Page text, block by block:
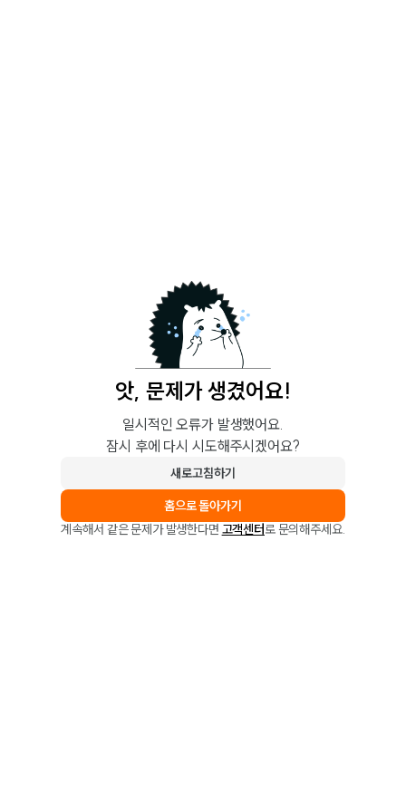
앗, 문제가 생겼어요!
일시적인 오류가 발생했어요.
잠시 후에 다시 시도해주시겠어요?
새로고침하기
홈으로 돌아가기
계속해서 같은 문제가 발생한다면 고객센터로 문의해주세요.